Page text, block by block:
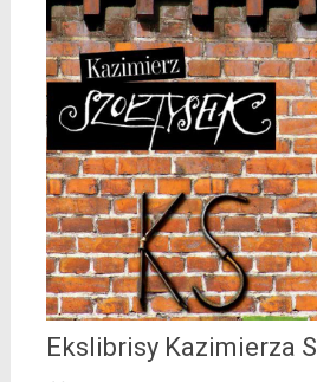
Ekslibrisy Kazimierza